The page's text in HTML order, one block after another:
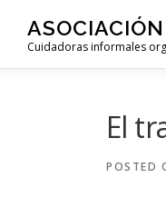
Cuidadoras informales
El
POSTED